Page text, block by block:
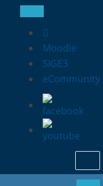
Moodle
SIGE3
eCommunity
for: